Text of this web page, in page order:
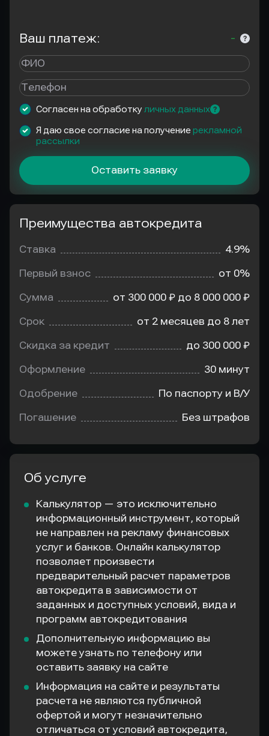
Ваш платеж: -
Согласен на обработку личных данных
Я даю свое согласие на получение рекламной
рассылки
Оставить заявку
Преимущества автокредита
Ставка 4.9%
Первый взнос от 0%
Сумма от 300 000 ₽ до 8 000 000 ₽
Срок от 2 месяцев до 8 лет
Скидка за кредит до 300 000 ₽
Оформление 30 минут
Одобрение По паспорту и В/У
Погашение Без штрафов
Об услуге
Калькулятор — это исключительно
информационный инструмент, который
не направлен на рекламу финансовых
услуг и банков. Онлайн калькулятор
позволяет произвести
предварительный расчет параметров
автокредита в зависимости от
заданных и доступных условий, вида и
программ автокредитования
Дополнительную информацию вы
можете узнать по телефону или
оставить заявку на сайте
Информация на сайте и результаты
расчета не являются публичной
офертой и могут незначительно
отличаться от условий автокредита,